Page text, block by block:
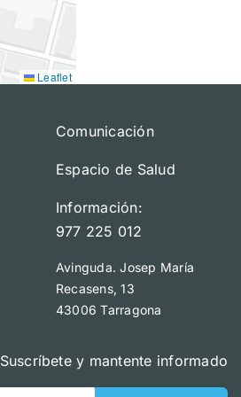
Leaflet
Comunicación
Espacio de Salud
Información:
977 225 012
Avinguda. Josep María
Recasens, 13
43006 Tarragona
Suscríbete y mantente informado